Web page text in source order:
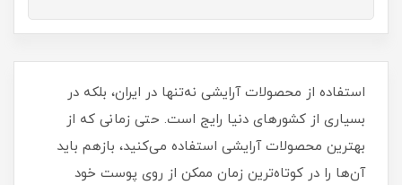
استفاده از محصولات آرایشی نه‌تنها در ایران، بلکه در
بسیاری از کشورهای دنیا رایج است. حتی زمانی که از
بهترین محصولات آرایشی استفاده می‌کنید، بازهم باید
آن‌ها را در کوتاه‌ترین زمان ممکن از روی پوست خود